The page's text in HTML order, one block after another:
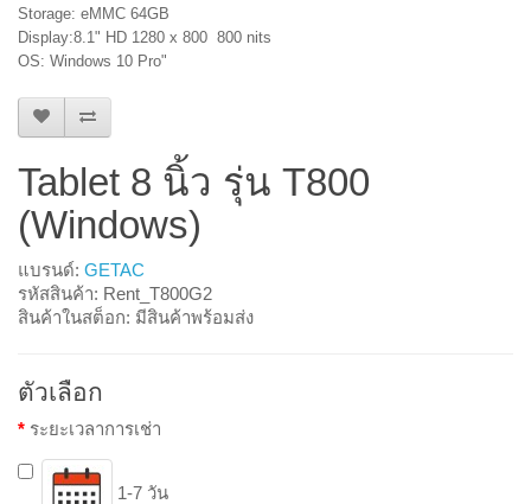
Storage: eMMC 64GB
Display:8.1" HD 1280 x 800 800 nits
OS: Windows 10 Pro"
Tablet 8 นิ้ว รุ่น T800
(Windows)
แบรนด์: GETAC
รหัสสินค้า: Rent_T800G2
สินค้าในสต็อก: มีสินค้าพร้อมส่ง
ตัวเลือก
ระยะเวลาการเช่า
1-7 วัน